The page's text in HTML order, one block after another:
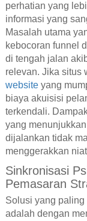
perhatian yang
informasi yang
Masalah utama
kebocoran funnel
di tengah jalan
relevan. Jika situs
websiteyang
biaya akuisisi
terkendali.
yang
dijalankan tidak
menggerakkan
Sinkronisasi
Pemasaran
Solusi yang
adalah dengan